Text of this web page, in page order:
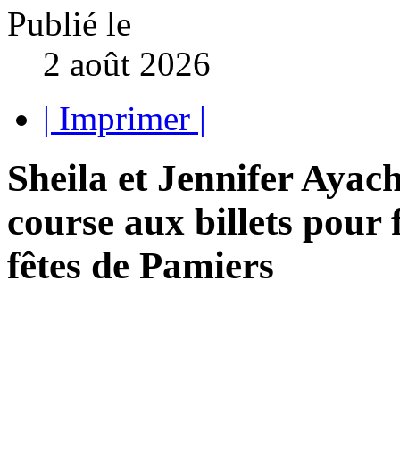
Publié le
2 août 2026
| Imprimer |
Sheila et Jennifer
course aux billets
fêtes de Pamiers